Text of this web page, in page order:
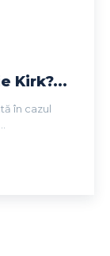
Kirk?...
în cazul